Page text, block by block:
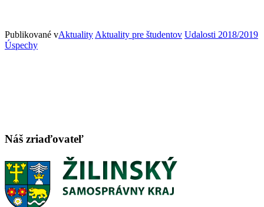
Publikované vAktuality Aktuality pre študentov Udalosti 2018/2019
Úspechy
Náš zriaďovateľ